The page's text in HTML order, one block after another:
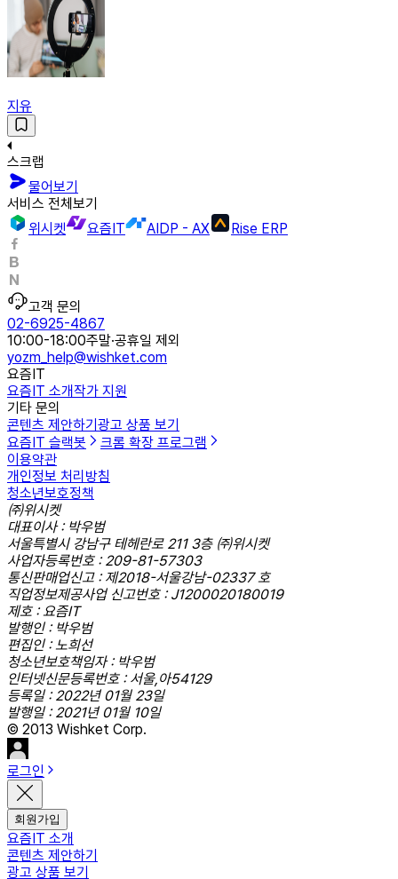
지유
스크랩
물어보기
서비스 전체보기
위시켓
요즘IT AIDP - AX Rise ERP
고객 문의
02-6925-4867
10:00-18:00주말·공휴일 제외
yozm_help@wishket.com
요즘IT
요즘IT 소개작가 지원
기타 문의
콘텐츠 제안하기 광고 상품 보기
요즘IT 슬랙봇
크롬 확장 프로그램
이용약관
개인정보 처리방침
청소년보호정책
㈜위시켓
대표이사 : 박우범
서울특별시 강남구 테헤란로 211 3층 ㈜위시켓
사업자등록번호 : 209-81-57303
통신판매업신고 : 제2018-서울강남-02337 호
직업정보제공사업 신고번호 : J1200020180019
제호 : 요즘IT
발행인 : 박우범
편집인 : 노희선
청소년보호책임자 : 박우범
인터넷신문등록번호 : 서울,아54129
등록일 : 2022년 01월 23일
발행일 : 2021년 01월 10일
© 2013 Wishket Corp.
로그인
회원가입
요즘IT 소개
콘텐츠 제안하기
광고 상품 보기